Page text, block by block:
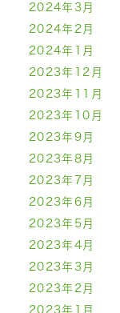
2024年3月
2024年2月
2024年1月
2023年12月
2023年11月
2023年10月
2023年9月
2023年8月
2023年7月
2023年6月
2023年5月
2023年4月
2023年3月
2023年2月
2023年1月